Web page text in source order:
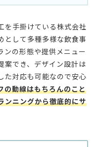
を手掛けている株式会社
として多種多様な飲食事
ンの形態や提供メニュー
案でき、デザイン設計は
た対応も可能なので安心
の動線はもちろんのこと
ンニングから徹底的にサ